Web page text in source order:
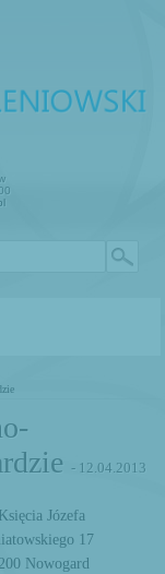
- 12.04.2013
Józefa
17
Nowogard